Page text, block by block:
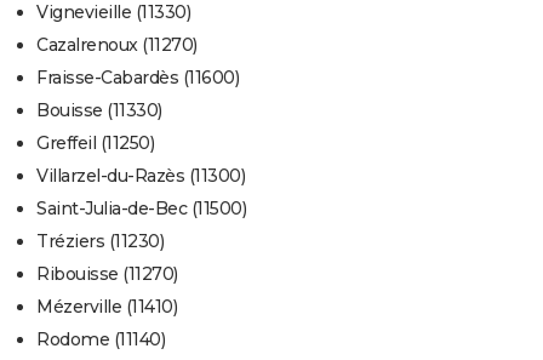
Vignevieille (11330)
Cazalrenoux (11270)
Fraisse-Cabardès (11600)
Bouisse (11330)
Greffeil (11250)
Villarzel-du-Razès (11300)
Saint-Julia-de-Bec (11500)
Tréziers (11230)
Ribouisse (11270)
Mézerville (11410)
Rodome (11140)